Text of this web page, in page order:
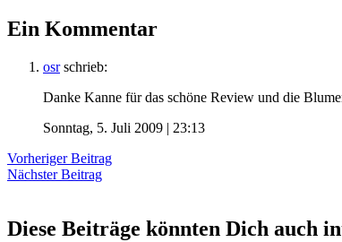
Ein Kommentar
osr schrieb:
Danke Kanne für das schöne Review und die
Sonntag, 5. Juli 2009 | 23:13
Vorheriger Beitrag
Nächster Beitrag
Diese Beiträge könnten Dich auch